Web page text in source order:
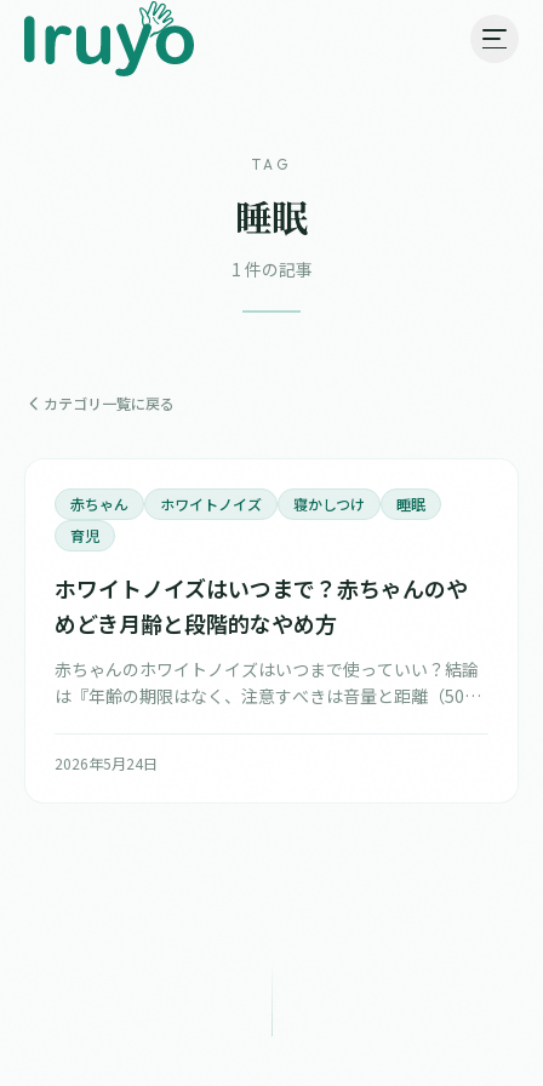
TAG
睡眠
1 件の記事
カテゴリ一覧に戻る
赤ちゃん ホワイトノイズ 寝かしつけ
睡眠
育児
ホワイトノイズはいつまで？赤ちゃんのや
めどき月齢と段階的なやめ方
赤ちゃんのホワイトノイズはいつまで使っていい？結論
は『年齢の期限はなく、注意すべきは音量と距離（50dB
の手順を、AAP指針と査読研究にもとづいて整理しま
2026年5月24日